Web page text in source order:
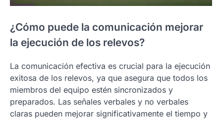
¿Cómo puede la comunicación mejorar
la ejecución de los relevos?
La comunicación efectiva es crucial para la ejecución
exitosa de los relevos, ya que asegura que todos los
miembros del equipo estén sincronizados y
preparados. Las señales verbales y no verbales
claras pueden mejorar significativamente el tiempo y